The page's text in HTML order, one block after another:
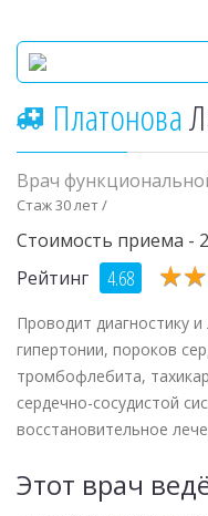
Платонова
Врач
Стаж 30 лет /
Стоимость приема -
Рейтинг 4.68 ★★
★★
Проводит диагностику
гипертонии, пороков
тромбофлебита,
сердечно-сосудистой
восстановительное
Этот врач